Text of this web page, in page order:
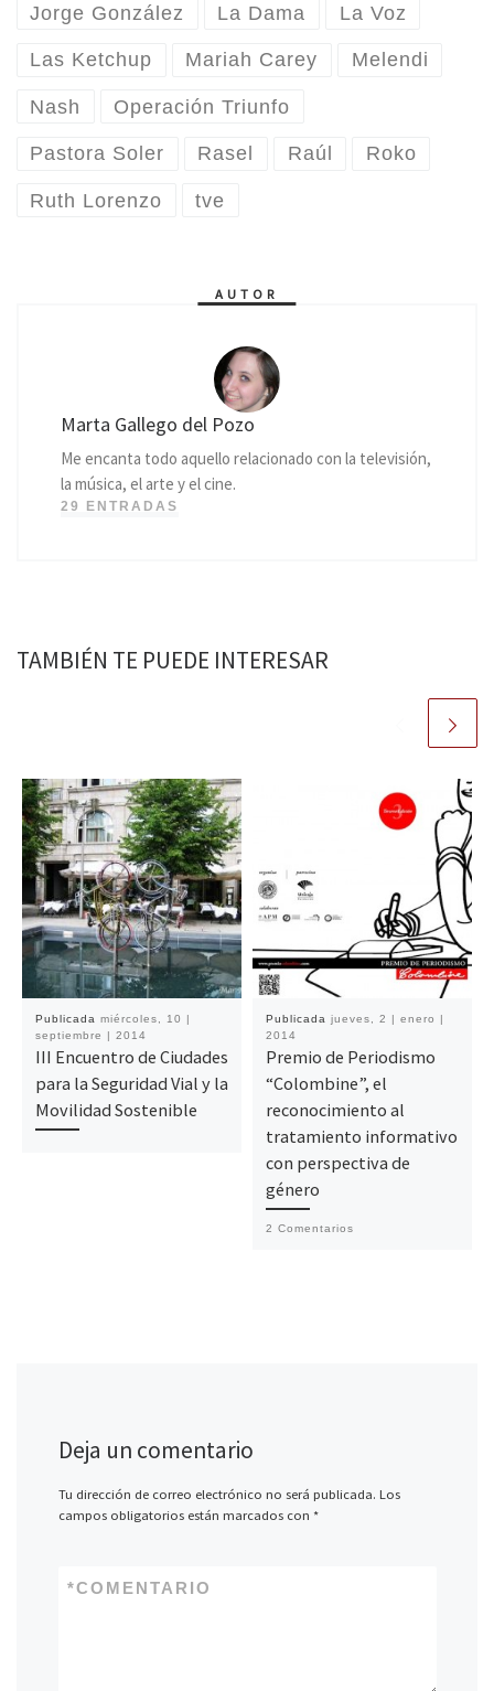
Jorge González La Dama La Voz
Las Ketchup Mariah Carey Melendi
Nash Operación Triunfo
Pastora Soler Rasel Raúl Roko
Ruth Lorenzo tve
AUTOR
Marta Gallego del Pozo
Me encanta todo aquello relacionado con la televisión,
la música, el arte y el cine.
29 ENTRADAS
TAMBIÉN TE PUEDE INTERESAR
Publicada miércoles, 10 |
septiembre | 2014
III Encuentro de Ciudades
para la Seguridad Vial y la
Movilidad Sostenible
Publicada jueves, 2 | enero |
2014
Premio de Periodismo
“Colombine”, el
reconocimiento al
tratamiento informativo
con perspectiva de
género
2 Comentarios
Deja un comentario
Tu dirección de correo electrónico no será publicada. Los
campos obligatorios están marcados con *
COMENTARIO
*